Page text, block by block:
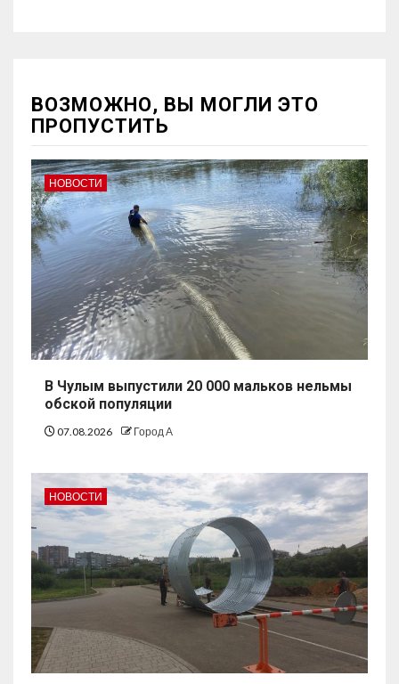
ВОЗМОЖНО, ВЫ МОГЛИ ЭТО
ПРОПУСТИТЬ
НОВОСТИ
В Чулым выпустили 20 000 мальков нельмы
обской популяции
07.08.2026 Город А
НОВОСТИ